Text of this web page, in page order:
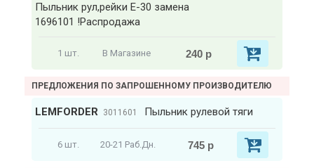
Пыльник рул,рейки Е-30 замена
1696101 !Распродажа
1 шт. В Магазине 240 р
ПРЕДЛОЖЕНИЯ ПО ЗАПРОШЕННОМУ ПРОИЗВОДИТЕЛЮ
LEMFORDER 3011601 Пыльник рулевой тяги
6 шт. 20-21 Раб.Дн. 745 р